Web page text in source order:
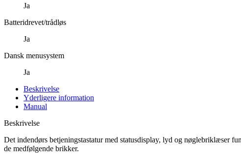
Ja
Batteridrevet/trådløs
Ja
Dansk menusystem
Ja
Beskrivelse
Yderligere information
Manual
Beskrivelse
Det indendørs betjeningstastatur med statusdisplay, lyd og nøglebriklæser
de medfølgende brikker.